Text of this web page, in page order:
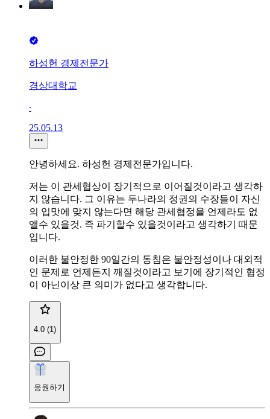
하성헌 경제전문가
경상대학교
∙
25.05.13
안녕하세요. 하성헌 경제전문가입니다.
저는 이 관세협상이 장기적으로 이어질것이라고 생각하
지 않습니다. 그 이유는 두나라의 정권의 수장들이 자신
의 입맛에 맞지 않는다면 해당 관세협정을 언제라도 없
앨수 있을것. 즉 파기할수 있을것이라고 생각하기 때문
입니다.
이러한 불안정한 90일간의 동침은 불안정성이나 대외적
인 문제로 언제든지 깨질것이라고 보기에 장기적인 협정
이 아닌이상 큰 의미가 없다고 생각합니다.
4.0 (1)
응원하기